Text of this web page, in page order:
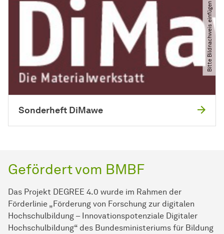
Bitte Bildnachweis einfügen
Sonderheft DiMawe
Gefördert vom BMBF
Das Projekt DEGREE 4.0 wurde im Rahmen der
Förderlinie „Förderung von Forschung zur digitalen
Hochschulbildung – Innovationspotenziale Digitaler
Hochschulbildung“ des Bundesministeriums für Bildung